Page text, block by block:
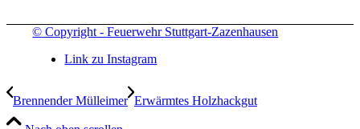
© Copyright - Feuerwehr Stuttgart-Zazenhausen
Link zu Instagram
Brennender Mülleimer Erwärmtes Holzhackgut